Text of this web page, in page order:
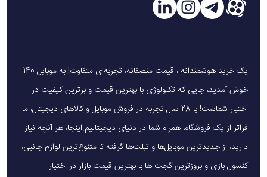
یک خرید هوشمندانه ، قیمت منصفانه، تجربه‌ای متفاوت! به موبایل 140
خوش آمدید، جایی که تکنولوژی با بهترین قیمت و برترین کیفیت در
اختیار شماست! با 28 سال تجربه در فروش موبایل و کالاهای دیجیتال، ما
فراتر از یک فروشگاه، همراه شما در دنیای دیجیتالیم.اینجا، هر آنچه نیاز
دارید، از جدیدترین موبایل‌ها و تبلت‌ها گرفته تا متنوع‌ترین لوازم جانبی،
کنسول بازی و بروزترین گجت ها با بهترین قیمت بازار در اختیار